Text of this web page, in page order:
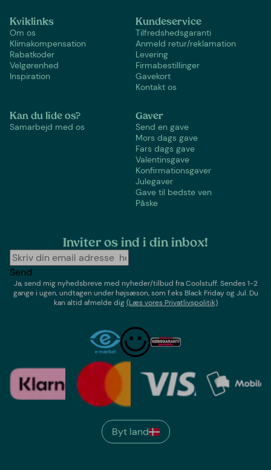
Kviklinks
Om os
Klimakompensation
Rabatkoder
Velgørenhed
Inspiration
Kundeservice
Tilfredshedsgaranti
Anmeld retur/reklamation
Levering
Firmabestillinger
Gavekort
Kontakt os
Kan du lide os?
Samarbejd med os
Gaver
Send en gave
Mors dags gave
Fars dags gave
Valentinsgave
Konfirmationsgaver
Julegaver
Gave til bedste ven
Påske
Inviter os ind i din inbox!
Send
Ja, send mig nyhedsbreve med nyheder/tilbud fraCoolstuff. Sendes 1-2
gange i ugen,undtagen under højsæson, som f.eks Black Friday og Jul. Du
kan altid afmelde dig(Læs vores Privatlivspolitik)
Byt land